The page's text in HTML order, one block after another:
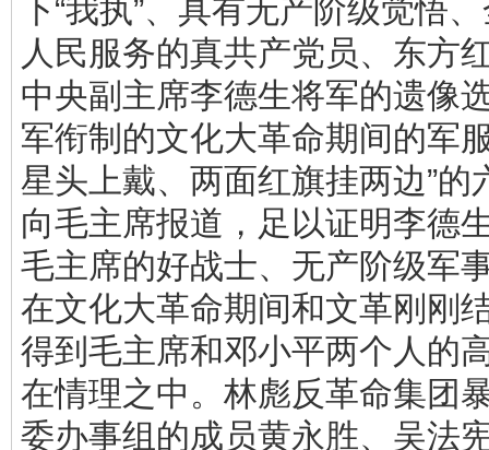
下“我执”、具有无产阶级觉悟
人民服务的真共产党员、东方
中央副主席李德生将军的遗像
军衔制的文化大革命期间的军
星头上戴、两面红旗挂两边”的
向毛主席报道，足以证明李德
毛主席的好战士、无产阶级军
在文化大革命期间和文革刚刚
得到毛主席和邓小平两个人的
在情理之中。林彪反革命集团
委办事组的成员黄永胜、吴法